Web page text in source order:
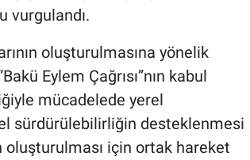
vurgulandı.
oluşturulmasına yönelik
Eylem Çağrısı”nın kabul
mücadelede yerel
sürdürülebilirliğin desteklenmesi
için ortak hareket